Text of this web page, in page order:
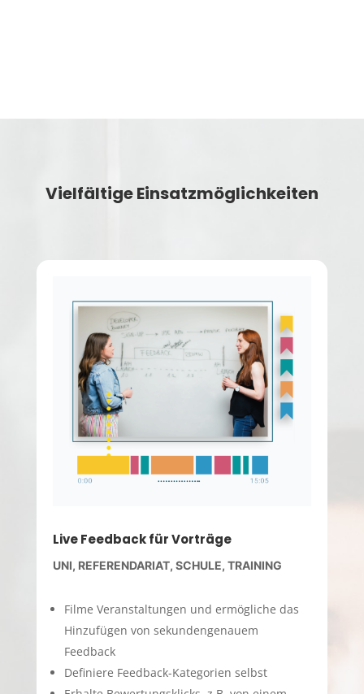
Vielfältige Einsatzmöglichkeiten
Live Feedback für Vorträge
UNI, REFERENDARIAT, SCHULE, TRAINING
Filme Veranstaltungen und ermögliche das
Hinzufügen von sekundengenauem
Feedback
Definiere Feedback-Kategorien selbst